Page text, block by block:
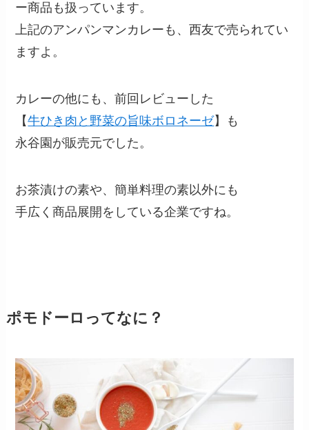
ー商品も扱っています。
上記のアンパンマンカレーも、西友で売られてい
ますよ。
カレーの他にも、前回レビューした
【牛ひき肉と野菜の旨味ボロネーゼ】も
永谷園が販売元でした。
お茶漬けの素や、簡単料理の素以外にも
手広く商品展開をしている企業ですね。
ポモドーロってなに？